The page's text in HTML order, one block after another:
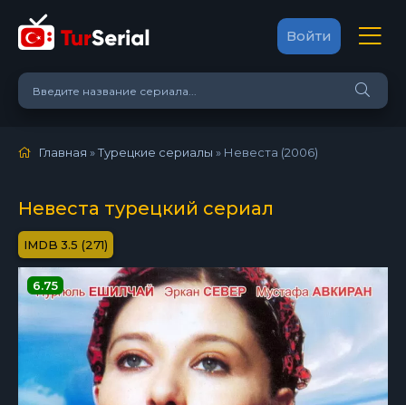
Войти
Главная »Турецкие сериалы » Невеста (2006)
Невеста турецкий сериал
3.5 (271)
6.75